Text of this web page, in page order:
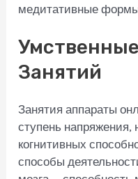
медитативные
Занятий
Занятия аппараты
ступень напряжения,
когнитивных
способы